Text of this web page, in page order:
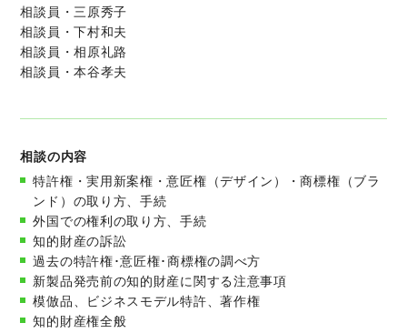
相談員・三原秀子
相談員・下村和夫
相談員・相原礼路
相談員・本谷孝夫
相談の内容
特許権・実用新案権・意匠権（デザイン）・商標権（ブラ
ンド）の取り方、手続
外国での権利の取り方、手続
知的財産の訴訟
過去の特許権･意匠権･商標権の調べ方
新製品発売前の知的財産に関する注意事項
模倣品、ビジネスモデル特許、著作権
知的財産権全般